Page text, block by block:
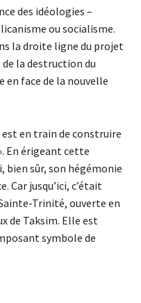
des idéologies –
ou socialisme.
la droite ligne du projet
de la destruction du
face de la nouvelle
est en train de construire
En érigeant cette
bien sûr, son hégémonie
Car jusqu’ici, c’était
Trinité, ouverte en
de Taksim. Elle est
symbole de